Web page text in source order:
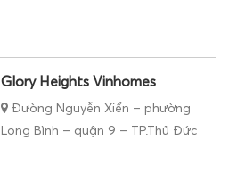
Glory Heights Vinhomes
Đường Nguyễn Xiển – phường
Long Bình – quận 9 – TP.Thủ Đức